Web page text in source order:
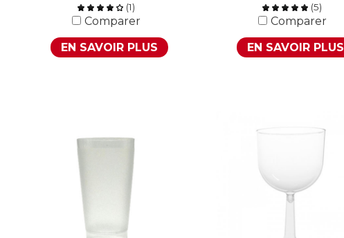
(1)
Comparer
EN SAVOIR PLUS
(5)
Comparer
EN SAVOIR PLUS